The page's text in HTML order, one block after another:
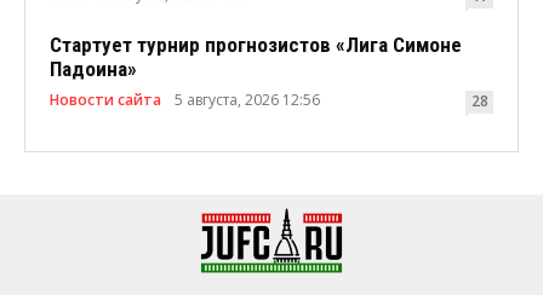
Стартует турнир прогнозистов «Лига Симоне
Падоина»
Новости сайта 5 августа, 2026 12:56 28